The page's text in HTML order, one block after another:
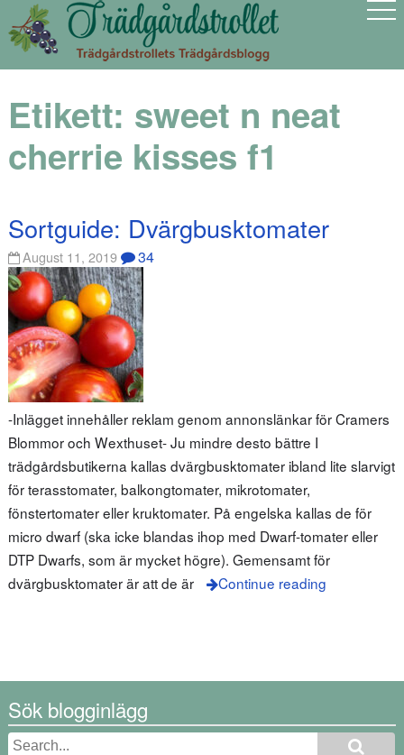
Etikett: sweet n neat
cherrie kisses f1
Sortguide: Dvärgbusktomater
August 11, 2019 34
-Inlägget innehåller reklam genom annonslänkar för Cramers
Blommor och Wexthuset- Ju mindre desto bättre I
trädgårdsbutikerna kallas dvärgbusktomater ibland lite slarvigt
för terasstomater, balkongtomater, mikrotomater,
fönstertomater eller kruktomater. På engelska kallas de för
micro dwarf (ska icke blandas ihop med Dwarf-tomater eller
DTP Dwarfs, som är mycket högre). Gemensamt för
dvärgbusktomater är att de är
Continue reading
Sök blogginlägg